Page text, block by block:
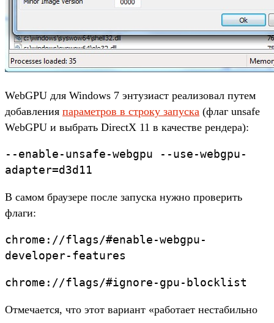
WebGPU для Windows 7 энтузиаст реализовал путем
добавления параметров в строку запуска (флаг unsafe
WebGPU и выбрать DirectX 11 в качестве рендера):
--enable-unsafe-webgpu --use-webgpu-
adapter=d3d11
В самом браузере после запуска нужно проверить
флаги:
chrome://flags/#enable-webgpu-
developer-features
chrome://flags/#ignore-gpu-blocklist
Отмечается, что этот вариант «работает нестабильно